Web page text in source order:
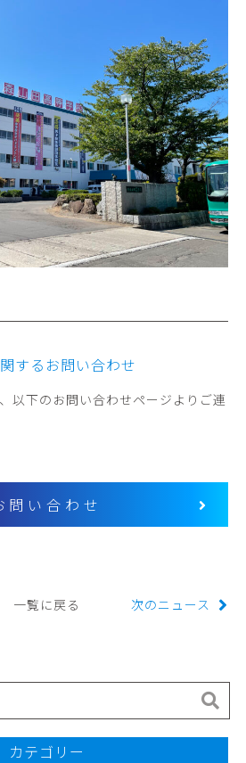
するお問い合わせ
以下のお問い合わせページよりご連
問い合わせ
一覧に戻る 次のニュース
カテゴリー